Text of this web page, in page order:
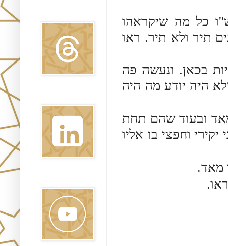
כל מה שיקראהו
תיר ולא תיר. ראו
בכאן. ונעשה פה
היה יודע מה היה
מאד ובעוד שהם תחת
וחפצי בו אליו